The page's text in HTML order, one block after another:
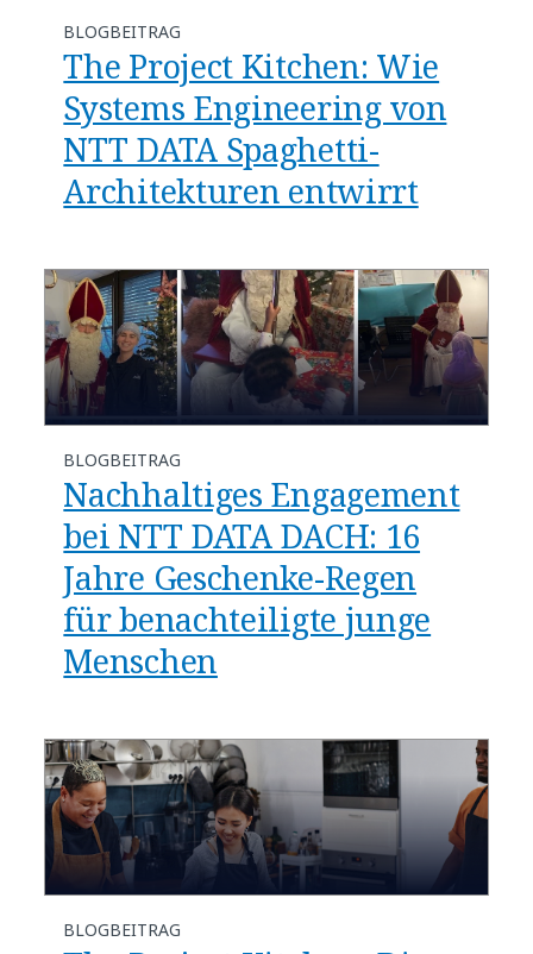
BLOGBEITRAG
The Project Kitchen: Wie
Systems Engineering von
NTT DATA Spaghetti-
Architekturen entwirrt
BLOGBEITRAG
Nachhaltiges Engagement
bei NTT DATA DACH: 16
Jahre Geschenke-Regen
für benachteiligte junge
Menschen
BLOGBEITRAG